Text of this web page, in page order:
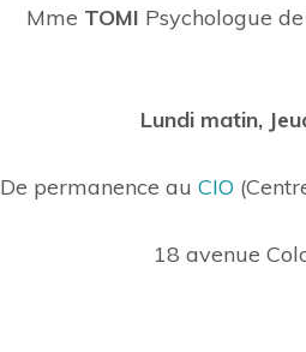
Mme TOMI Psychologue
Lundi matin,
De permanence auCIO
18 avenue